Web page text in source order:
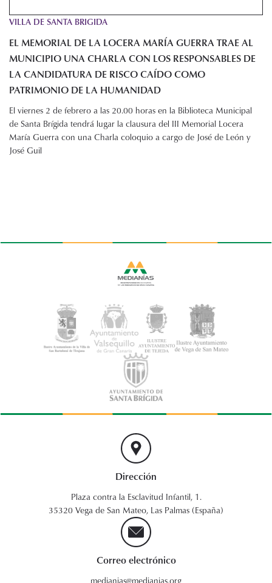
VILLA DE SANTA BRIGIDA
EL MEMORIAL DE LA LOCERA MARÍA GUERRA TRAE AL
MUNICIPIO UNA CHARLA CON LOS RESPONSABLES DE
LA CANDIDATURA DE RISCO CAÍDO COMO
PATRIMONIO DE LA HUMANIDAD
El viernes 2 de febrero a las 20.00 horas en la Biblioteca Municipal
de Santa Brígida tendrá lugar la clausura del III Memorial Locera
María Guerra con una Charla coloquio a cargo de José de León y
José Guil
Dirección
Plaza contra la Esclavitud Infantil, 1.
35320 Vega de San Mateo, Las Palmas (España)
Correo electrónico
medianias@medianias.org